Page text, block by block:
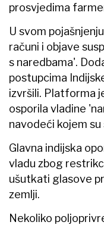
prosvjedima
U svom
računi i objave
s naredbama'.
postupcima
izvršili. Platforma
osporila vladine
navodeći kojem
Glavna indijska
vladu zbog
ušutkati glasove
zemlji.
Nekoliko